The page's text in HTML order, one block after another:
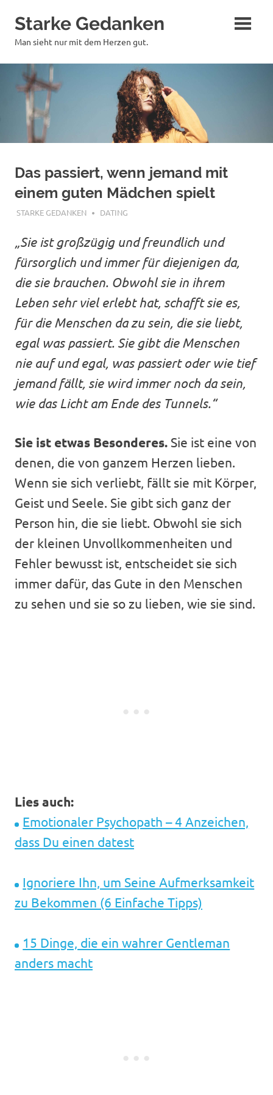
Inhalt
springen
Starke Gedanken
Man sieht nur mit dem Herzen gut.
Das passiert, wenn jemand mit
einem guten Mädchen spielt
FEBRUAR 4, 2018
STARKE GEDANKEN DATING
„Sie ist großzügig und freundlich und
fürsorglich und immer für diejenigen da,
die sie brauchen. Obwohl sie in ihrem
Leben sehr viel erlebt hat, schafft sie es,
für die Menschen da zu sein, die sie liebt,
egal was passiert. Sie gibt die Menschen
nie auf und egal, was passiert oder wie tief
jemand fällt, sie wird immer noch da sein,
wie das Licht am Ende des Tunnels.“
Sie ist etwas Besonderes.Sie ist eine von
denen, die von ganzem Herzen lieben.
Wenn sie sich verliebt, fällt sie mit Körper,
Geist und Seele. Sie gibt sich ganz der
Person hin, die sie liebt. Obwohl sie sich
der kleinen Unvollkommenheiten und
Fehler bewusst ist, entscheidet sie sich
immer dafür, das Gute in den Menschen
zu sehen und sie so zu lieben, wie sie sind.
Lies auch:
Emotionaler Psychopath – 4 Anzeichen,
dass Du einen datest
Ignoriere Ihn, um Seine Aufmerksamkeit
zu Bekommen (6 Einfache Tipps)
15 Dinge, die ein wahrer Gentleman
anders macht